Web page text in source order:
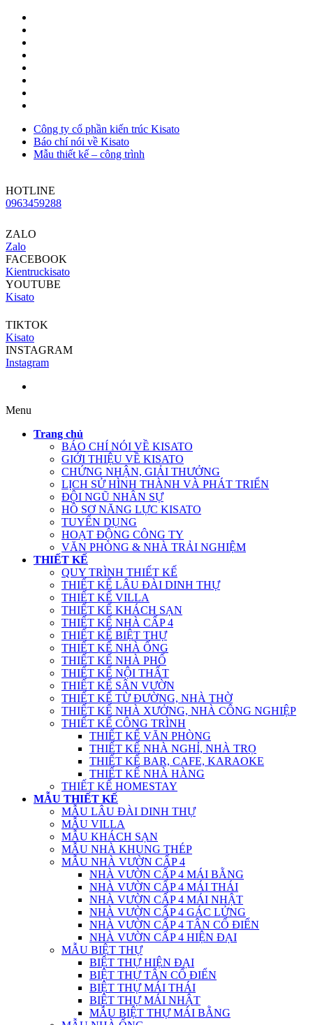
Công ty cổ phần kiến trúc Kisato
Báo chí nói về Kisato
Mẫu thiết kế – công trình
HOTLINE
0963459288
ZALO
Zalo
FACEBOOK
Kientruckisato
YOUTUBE
Kisato
TIKTOK
Kisato
INSTAGRAM
Instagram
Menu
Trang chủ
BÁO CHÍ NÓI VỀ KISATO
GIỚI THIỆU VỀ KISATO
CHỨNG NHẬN, GIẢI THƯỞNG
LỊCH SỬ HÌNH THÀNH VÀ PHÁT TRIỂN
ĐỘI NGŨ NHÂN SỰ
HỒ SƠ NĂNG LỰC KISATO
TUYỂN DỤNG
HOẠT ĐỘNG CÔNG TY
VĂN PHÒNG & NHÀ TRẢI NGHIỆM
THIẾT KẾ
QUY TRÌNH THIẾT KẾ
THIẾT KẾ LÂU ĐÀI DINH THỰ
THIẾT KẾ VILLA
THIẾT KẾ KHÁCH SẠN
THIẾT KẾ NHÀ CẤP 4
THIẾT KẾ BIỆT THỰ
THIẾT KẾ NHÀ ỐNG
THIẾT KẾ NHÀ PHỐ
THIẾT KẾ NỘI THẤT
THIẾT KẾ SÂN VƯỜN
THIẾT KẾ TỪ ĐƯỜNG, NHÀ THỜ
THIẾT KẾ NHÀ XƯỞNG, NHÀ CÔNG NGHIỆP
THIẾT KẾ CÔNG TRÌNH
THIẾT KẾ VĂN PHÒNG
THIẾT KẾ NHÀ NGHỈ, NHÀ TRỌ
THIẾT KẾ BAR, CAFE, KARAOKE
THIẾT KẾ NHÀ HÀNG
THIẾT KẾ HOMESTAY
MẪU THIẾT KẾ
MẪU LÂU ĐÀI DINH THỰ
MẪU VILLA
MẪU KHÁCH SẠN
MẪU NHÀ KHUNG THÉP
MẪU NHÀ VƯỜN CẤP 4
NHÀ VƯỜN CẤP 4 MÁI BẰNG
NHÀ VƯỜN CẤP 4 MÁI THÁI
NHÀ VƯỜN CẤP 4 MÁI NHẬT
NHÀ VƯỜN CẤP 4 GÁC LỬNG
NHÀ VƯỜN CẤP 4 TÂN CỔ ĐIỂN
NHÀ VƯỜN CẤP 4 HIỆN ĐẠI
MẪU BIỆT THỰ
BIỆT THỰ HIỆN ĐẠI
BIỆT THỰ TÂN CỔ ĐIỂN
BIỆT THỰ MÁI THÁI
BIỆT THỰ MÁI NHẬT
MẪU BIỆT THỰ MÁI BẰNG